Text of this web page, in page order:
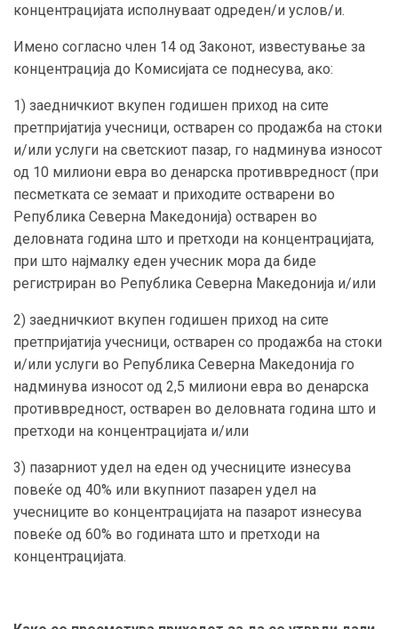
концентрацијата исполнуваат одреден/и услов/и.
Имено согласно член 14 од Законот, известување за
концентрација до Комисијата се поднесува, ако:
1) заедничкиот вкупен годишен приход на сите
претпријатија учесници, остварен со продажба на стоки
и/или услуги на светскиот пазар, го надминува износот
од 10 милиони евра во денарска противвредност (при
песметката се земаат и приходите остварени во
Република Северна Македонија) остварен во
деловната година што и претходи на концентрацијата,
при што најмалку еден учесник мора да биде
регистриран во Република Северна Македонија и/или
2) заедничкиот вкупен годишен приход на сите
претпријатија учесници, остварен со продажба на стоки
и/или услуги во Република Северна Македонија го
надминува износот од 2,5 милиони евра во денарска
противвредност, остварен во деловната година што и
претходи на концентрацијата и/или
3) пазарниот удел на еден од учесниците изнесува
повеќе од 40% или вкупниот пазарен удел на
учесниците во концентрацијата на пазарот изнесува
повеќе од 60% во годината што и претходи на
концентрацијата.